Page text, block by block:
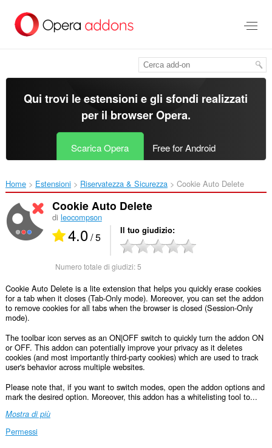
contenuto
Qui trovi le estensioni e gli sfondi realizzati
per il browser Opera.
Scarica Opera Free for Android
Home Estensioni Riservatezza & Sicurezza Cookie Auto Delete‎
Cookie Auto Delete
di leocompson
4.0/ 5 Il tuo giudizio
Numero totale di giudizi:5
Cookie Auto Delete is a lite extension that helps you quickly erase cookies
for a tab when it closes (Tab-Only mode). Moreover, you can set the addon
to remove cookies for all tabs when the browser is closed (Session-Only
mode).
The toolbar icon serves as an ON|OFF switch to quickly turn the addon ON
or OFF. This addon can potentially improve your privacy as it deletes
cookies (and most importantly third-party cookies) which are used to track
user's behavior across multiple websites.
Please note that, if you want to switch modes, open the addon options and
mark the desired option. Moreover, this addon has a whitelisting tool to...
Mostra di più
Permessi